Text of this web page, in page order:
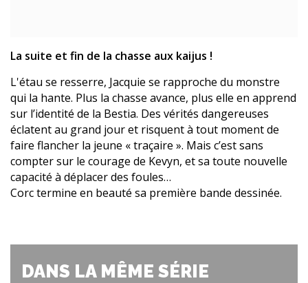
La suite et fin de la chasse aux kaijus !
L'étau se resserre, Jacquie se rapproche du monstre
qui la hante. Plus la chasse avance, plus elle en apprend
sur l’identité de la Bestia. Des vérités dangereuses
éclatent au grand jour et risquent à tout moment de
faire flancher la jeune « traçaire ». Mais c’est sans
compter sur le courage de Kevyn, et sa toute nouvelle
capacité à déplacer des foules…
Corc termine en beauté sa première bande dessinée.
DANS LA MÊME SÉRIE